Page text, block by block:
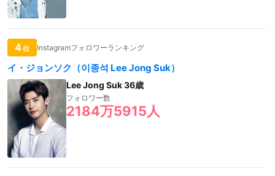
4位 Instagramフォロワーランキング
イ・ジョンソク（이종석 Lee Jong Suk）
Lee Jong Suk 36歳
フォロワー数
2184万5915人